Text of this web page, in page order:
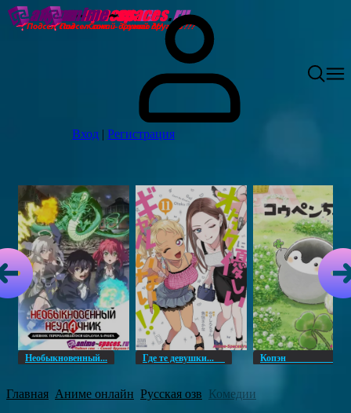
Вход | Регистрация
Необыкновенный... Где те девушки... Копэн
Главная Аниме онлайн Русская озв Комедии